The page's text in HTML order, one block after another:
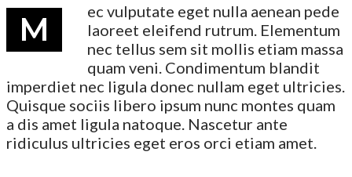
M
ec vulputate eget nulla aenean pede
laoreet eleifend rutrum. Elementum
nec tellus sem sit mollis etiam massa
quam veni. Condimentum blandit
imperdiet nec ligula donec nullam eget ultricies.
Quisque sociis libero ipsum nunc montes quam
a dis amet ligula natoque. Nascetur ante
ridiculus ultricies eget eros orci etiam amet.